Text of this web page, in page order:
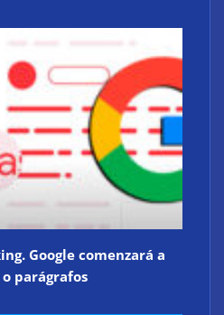
Google comenzará a
parágrafos